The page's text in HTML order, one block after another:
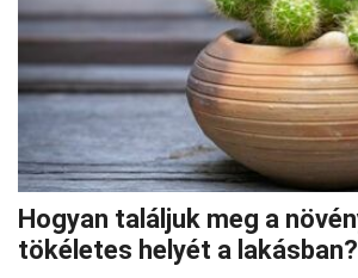
Hogyan találjuk meg a
tökéletes helyét a lakásban?